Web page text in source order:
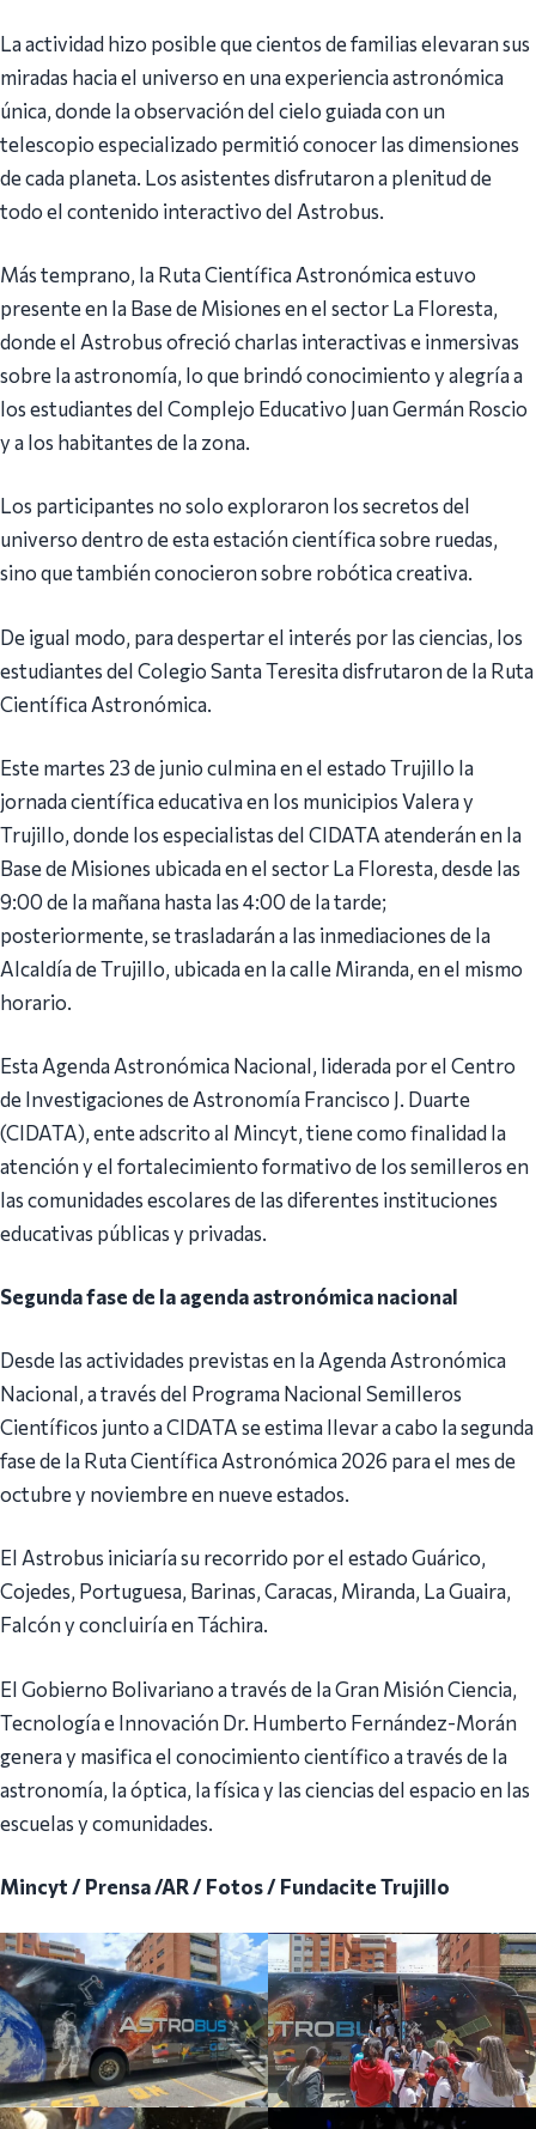
La actividad hizo posible que cientos de familias elevaran sus
miradas hacia el universo en una experiencia astronómica
única, donde la observación del cielo guiada con un
telescopio especializado permitió conocer las dimensiones
de cada planeta. Los asistentes disfrutaron a plenitud de
todo el contenido interactivo del Astrobus.
Más temprano, la Ruta Científica Astronómica estuvo
presente en la Base de Misiones en el sector La Floresta,
donde el Astrobus ofreció charlas interactivas e inmersivas
sobre la astronomía, lo que brindó conocimiento y alegría a
los estudiantes del Complejo Educativo Juan Germán Roscio
y a los habitantes de la zona.
Los participantes no solo exploraron los secretos del
universo dentro de esta estación científica sobre ruedas,
sino que también conocieron sobre robótica creativa.
De igual modo, para despertar el interés por las ciencias, los
estudiantes del Colegio Santa Teresita disfrutaron de la Ruta
Científica Astronómica.
Este martes 23 de junio culmina en el estado Trujillo la
jornada científica educativa en los municipios Valera y
Trujillo, donde los especialistas del CIDATA atenderán en la
Base de Misiones ubicada en el sector La Floresta, desde las
9:00 de la mañana hasta las 4:00 de la tarde;
posteriormente, se trasladarán a las inmediaciones de la
Alcaldía de Trujillo, ubicada en la calle Miranda, en el mismo
horario.
Esta Agenda Astronómica Nacional, liderada por el Centro
de Investigaciones de Astronomía Francisco J. Duarte
(CIDATA), ente adscrito al Mincyt, tiene como finalidad la
atención y el fortalecimiento formativo de los semilleros en
las comunidades escolares de las diferentes instituciones
educativas públicas y privadas.
Segunda fase de la agenda astronómica nacional
Desde las actividades previstas en la Agenda Astronómica
Nacional, a través del Programa Nacional Semilleros
Científicos junto a CIDATA se estima llevar a cabo la segunda
fase de la Ruta Científica Astronómica 2026 para el mes de
octubre y noviembre en nueve estados.
El Astrobus iniciaría su recorrido por el estado Guárico,
Cojedes, Portuguesa, Barinas, Caracas, Miranda, La Guaira,
Falcón y concluiría en Táchira.
El Gobierno Bolivariano a través de la Gran Misión Ciencia,
Tecnología e Innovación Dr. Humberto Fernández-Morán
genera y masifica el conocimiento científico a través de la
astronomía, la óptica, la física y las ciencias del espacio en las
escuelas y comunidades.
Mincyt / Prensa /AR / Fotos / Fundacite Trujillo